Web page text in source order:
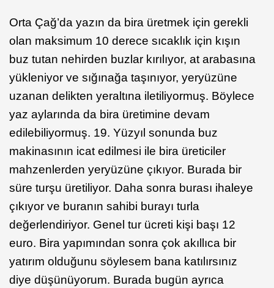
Orta Çağ’da yazın da bira üretmek için gerekli
olan maksimum 10 derece sıcaklık için kışın
buz tutan nehirden buzlar kırılıyor, at arabasına
yükleniyor ve sığınağa taşınıyor, yeryüzüne
uzanan delikten yeraltına iletiliyormuş. Böylece
yaz aylarında da bira üretimine devam
edilebiliyormuş. 19. Yüzyıl sonunda buz
makinasının icat edilmesi ile bira üreticiler
mahzenlerden yeryüzüne çıkıyor. Burada bir
süre turşu üretiliyor. Daha sonra burası ihaleye
çıkıyor ve buranın sahibi burayı turla
değerlendiriyor. Genel tur ücreti kişi başı 12
euro. Bira yapımından sonra çok akıllıca bir
yatırım olduğunu söylesem bana katılırsınız
diye düşünüyorum. Burada bugün ayrıca